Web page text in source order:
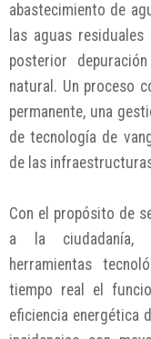
abastecimiento de
las aguas
posterior
natural. Un proceso
permanente, una
de tecnología de
de las
Con el propósito de
a la ciudadanía,
herramientas
tiempo real el
eficiencia energética